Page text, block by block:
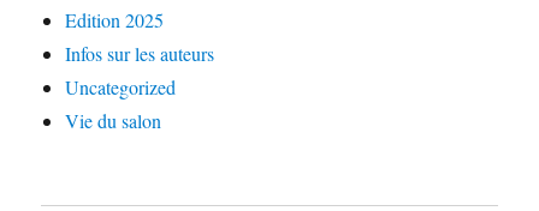
Edition 2025
Infos sur les auteurs
Uncategorized
Vie du salon